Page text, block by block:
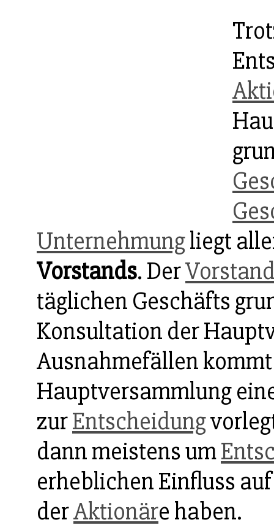
Unternehmungliegt
Vorstands. Der
täglichen Geschäfts
Konsultation der
Ausnahmefällen
Hauptversammlung
zurEntscheidung
dann meistens um
erheblichen Einfluss
derAktionäre haben.